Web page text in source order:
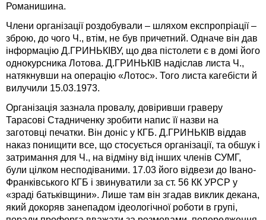
Романишина.
Члени організації роздобували – шляхом експропріації –
зброю, до чого Ч., втім, не був причетний. Одначе він дав
інформацію Д.ГРИНЬКІВУ, що два пістолети є в домі його
однокурсника Лотова. Д.ГРИНЬКІВ надіслав листа Ч.,
натякнувши на операцію «Лотос». Того листа кагебісти й
вилучили 15.03.1973.
Організація зазнала провалу, довіривши граверу
Тарасові Стадниченку зробити напис її назви на
заготовці печатки. Він доніс у КГБ. Д.ГРИНЬКІВ віддав
наказ понищити все, що стосується організації, та обшук і
затримання для Ч., на відміну від інших членів СУМГ,
були цілком несподіваними. 17.03 його відвези до Івано-
Франківського КГБ і звинуватили за ст. 56 КК УРСР у
«зраді батьківщини». Лише там він згадав виклик декана,
який докоряв занепадом ідеологічної роботи в групі,